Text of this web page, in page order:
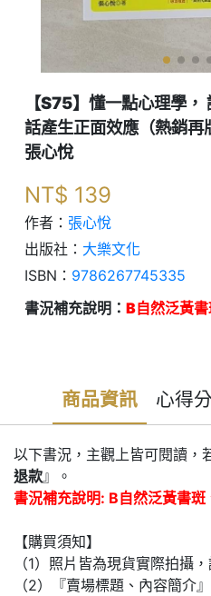
【S75】懂一點心理學，
話產生正面效應（熱銷再
張心悅
NT$ 139
作者： 張心悅
出版社： 大樂文化
ISBN： 9786267745335
書況補充說明： B自然泛黃書
商品資訊 心得
以下書況，主觀上皆可閱讀，
退款』。
書況補充說明: B自然泛黃書斑
【購買須知】
（1）照片皆為現貨實際拍攝
（2）『賣場標題、內容簡介